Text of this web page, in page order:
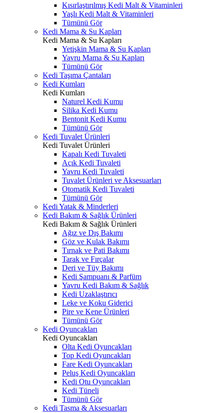
Kısırlaştırılmış Kedi Malt & Vitaminleri
Yaşlı Kedi Malt & Vitaminleri
Tümünü Gör
Kedi Mama & Su Kapları
Kedi Mama & Su Kapları
Yetişkin Mama & Su Kapları
Yavru Mama & Su Kapları
Tümünü Gör
Kedi Taşıma Çantaları
Kedi Kumları
Kedi Kumları
Naturel Kedi Kumu
Silika Kedi Kumu
Bentonit Kedi Kumu
Tümünü Gör
Kedi Tuvalet Ürünleri
Kedi Tuvalet Ürünleri
Kapalı Kedi Tuvaleti
Açık Kedi Tuvaleti
Yavru Kedi Tuvaleti
Tuvalet Ürünleri ve Aksesuarları
Otomatik Kedi Tuvaleti
Tümünü Gör
Kedi Yatak & Minderleri
Kedi Bakım & Sağlık Ürünleri
Kedi Bakım & Sağlık Ürünleri
Ağız ve Dış Bakımı
Göz ve Kulak Bakımı
Tırnak ve Pati Bakımı
Tarak ve Fırçalar
Deri ve Tüy Bakımı
Kedi Şampuanı & Parfüm
Yavru Kedi Bakım & Sağlık
Kedi Uzaklaştırıcı
Leke ve Koku Giderici
Pire ve Kene Ürünleri
Tümünü Gör
Kedi Oyuncakları
Kedi Oyuncakları
Olta Kedi Oyuncakları
Top Kedi Oyuncakları
Fare Kedi Oyuncakları
Peluş Kedi Oyuncakları
Kedi Otu Oyuncakları
Kedi Tüneli
Tümünü Gör
Kedi Tasma & Aksesuarları